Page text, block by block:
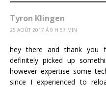
Tyron Klingen
25 AOÛT 2017 Á 9 H 57 MIN
hey there and thank you
definitely picked up
however expertise some
since I experienced to